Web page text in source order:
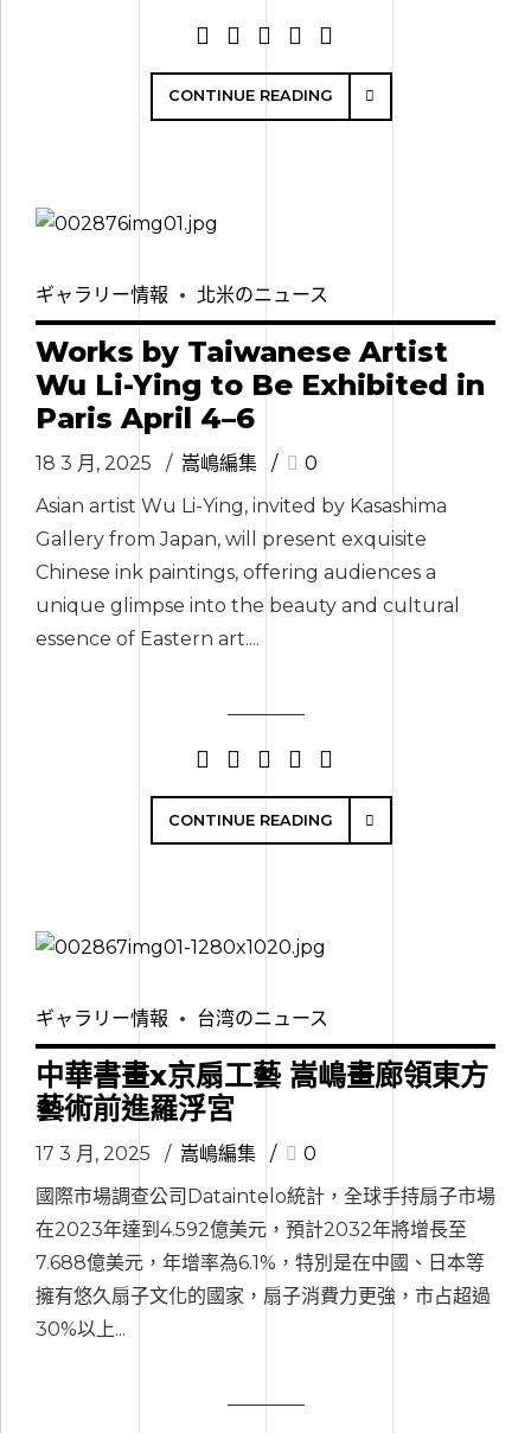
CONTINUE READING
ギャラリー情報 北米のニュース
Works by Taiwanese Artist
Wu Li-Ying to Be Exhibited in
Paris April 4–6
18 3 月, 2025 嵩嶋編集
0
Asian artist Wu Li-Ying, invited by Kasashima
Gallery from Japan, will present exquisite
Chinese ink paintings, offering audiences a
unique glimpse into the beauty and cultural
essence of Eastern art....
CONTINUE READING
ギャラリー情報 台湾のニュース
中華書畫x京扇工藝 嵩嶋畫廊領東方
藝術前進羅浮宮
17 3 月, 2025 嵩嶋編集
0
國際市場調查公司Dataintelo統計，全球手持扇子市場
在2023年達到4.592億美元，預計2032年將增長至
7.688億美元，年增率為6.1%，特別是在中國、日本等
擁有悠久扇子文化的國家，扇子消費力更強，市占超過
30%以上...